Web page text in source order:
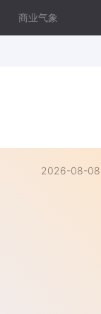
商业气象
2026-08-